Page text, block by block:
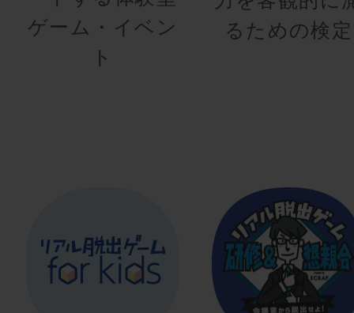
ゲーム・イベン
ト
るための検定